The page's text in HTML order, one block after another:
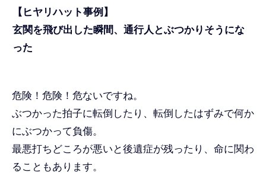
【ヒヤリハット事例】
玄関を飛び出した瞬間、通行人とぶつかりそうにな
った
危険！危険！危ないですね。
ぶつかった拍子に転倒したり、転倒したはずみで何か
にぶつかって負傷。
最悪打ちどころが悪いと後遺症が残ったり、命に関わ
ることもあります。